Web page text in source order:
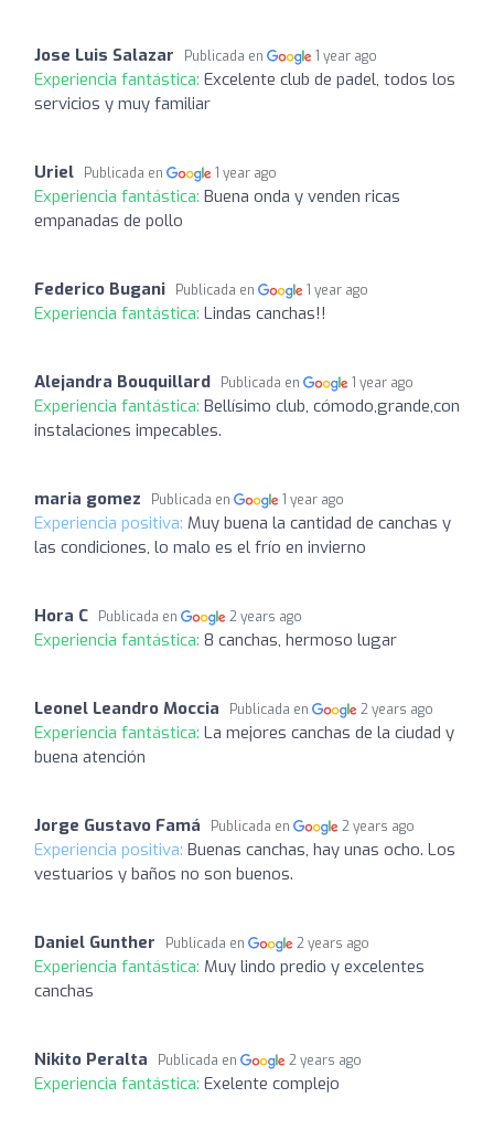
Jose Luis Salazar Publicada en 1 year ago
Experiencia fantástica: Excelente club de padel, todos los
servicios y muy familiar
Uriel Publicada en 1 year ago
Experiencia fantástica: Buena onda y venden ricas
empanadas de pollo
Federico Bugani Publicada en 1 year ago
Experiencia fantástica: Lindas canchas!!
Alejandra Bouquillard Publicada en 1 year ago
Experiencia fantástica: Bellísimo club, cómodo,grande,con
instalaciones impecables.
maria gomez Publicada en 1 year ago
Experiencia positiva: Muy buena la cantidad de canchas y
las condiciones, lo malo es el frío en invierno
Hora C Publicada en 2 years ago
Experiencia fantástica: 8 canchas, hermoso lugar
Leonel Leandro Moccia Publicada en 2 years ago
Experiencia fantástica: La mejores canchas de la ciudad y
buena atención
Jorge Gustavo Famá Publicada en 2 years ago
Experiencia positiva: Buenas canchas, hay unas ocho. Los
vestuarios y baños no son buenos.
Daniel Gunther Publicada en 2 years ago
Experiencia fantástica: Muy lindo predio y excelentes
canchas
Nikito Peralta Publicada en 2 years ago
Experiencia fantástica: Exelente complejo